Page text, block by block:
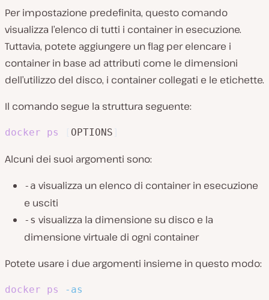
Per impostazione predefinita, questo comando
visualizza l’elenco di tutti i container in esecuzione.
Tuttavia, potete aggiungere un flag per elencare i
container in base ad attributi come le dimensioni
dell’utilizzo del disco, i container collegati e le etichette.
Il comando segue la struttura seguente:
docker ps OPTIONS
Alcuni dei suoi argomenti sono:
-a visualizza un elenco di container in esecuzione
e usciti
-s visualizza la dimensione su disco e la
dimensione virtuale di ogni container
Potete usare i due argomenti insieme in questo modo:
docker ps -as